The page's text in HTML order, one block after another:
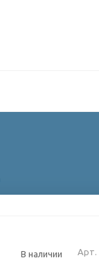
В наличии Арт.